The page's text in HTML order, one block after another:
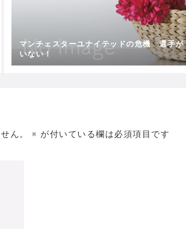
マンチェスターユナイテッドの危機 選手が
いない！
ん。 ※ が付いている欄は必須項目です